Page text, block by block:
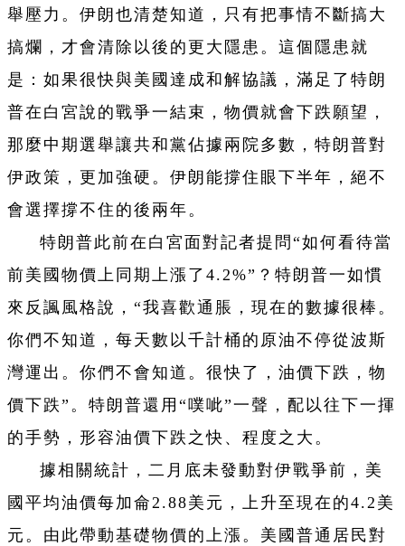
舉壓力。伊朗也清楚知道，只有把事情不斷搞大
搞爛，才會清除以後的更大隱患。這個隱患就
是：如果很快與美國達成和解協議，滿足了特朗
普在白宮說的戰爭一結束，物價就會下跌願望，
那麼中期選舉讓共和黨佔據兩院多數，特朗普對
伊政策，更加強硬。伊朗能撐住眼下半年，絕不
會選擇撐不住的後兩年。
特朗普此前在白宮面對記者提問“如何看待當
前美國物價上同期上漲了4.2%”？特朗普一如慣
來反諷風格說，“我喜歡通脹，現在的數據很棒。
你們不知道，每天數以千計桶的原油不停從波斯
灣運出。你們不會知道。很快了，油價下跌，物
價下跌”。特朗普還用“噗呲”一聲，配以往下一揮
的手勢，形容油價下跌之快、程度之大。
據相關統計，二月底未發動對伊戰爭前，美
國平均油價每加侖2.88美元，上升至現在的4.2美
元。由此帶動基礎物價的上漲。美國普通居民對